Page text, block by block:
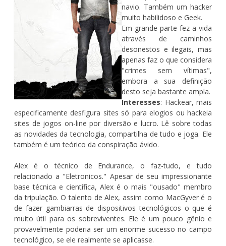
navio. Também um hacker
muito habilidoso e Geek.
Em grande parte fez a vida
através de caminhos
desonestos e ilegais, mas
apenas faz o que considera
"crimes sem vítimas",
embora a sua definição
desto seja bastante ampla.
Interesses: Hackear, mais
especificamente desfigura sites só para elogios ou hackeia
sites de jogos on-line por diversão e lucro. Lê sobre todas
as novidades da tecnologia, compartilha de tudo e joga. Ele
também é um teórico da conspiração ávido.
Alex é o técnico de Endurance, o faz-tudo, e tudo
relacionado a "Eletronicos." Apesar de seu impressionante
base técnica e científica, Alex é o mais "ousado" membro
da tripulação. O talento de Alex, assim como MacGyver é o
de fazer gambiarras de dispositivos tecnológicos o que é
muito útil para os sobreviventes. Ele é um pouco gênio e
provavelmente poderia ser um enorme sucesso no campo
tecnológico, se ele realmente se aplicasse.